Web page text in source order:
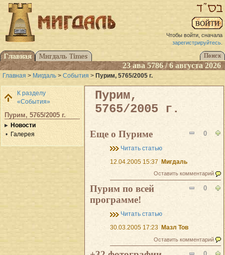
Чтобы войти, сначала
зарегистрируйтесь.
23 ава 5786 / 6 августа 2026
Главная > Мигдаль > События > Пурим, 5765/2005 г.
К разделу
«События»
Пурим, 5765/2005 г.
Новости
Галерея
Пурим,
5765/2005 г.
0
Еще о Пуриме
Читать статью
12.04.2005 15:37
Мигдаль
Оставить комментарий
0
Пурим по всей
программе!
Читать статью
30.03.2005 17:23
Мазл Тов
Оставить комментарий